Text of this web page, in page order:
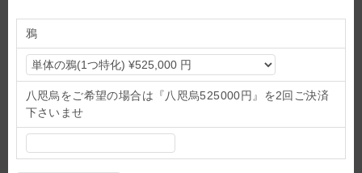
鴉
八咫烏をご希望の場合は『八咫烏525000円』を2回ご決済
下さいませ